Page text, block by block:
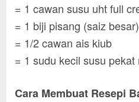
= 1 cawan susu uht full
= 1 biji pisang (saiz
= 1/2 cawan ais kiub
= 1 sudu kecil susu
Cara Membuat Resepi